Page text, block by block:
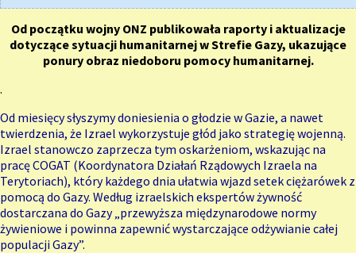
Od początku wojny ONZ publikowała raporty i aktualizacje
dotyczące sytuacji humanitarnej w Strefie Gazy, ukazujące
ponury obraz niedoboru pomocy humanitarnej.
.
Od miesięcy słyszymy doniesienia o głodzie w Gazie, a nawet
twierdzenia, że Izrael wykorzystuje głód jako strategię wojenną.
Izrael stanowczo zaprzecza tym oskarżeniom, wskazując na
pracę COGAT (Koordynatora Działań Rządowych Izraela na
Terytoriach), który każdego dnia ułatwia wjazd setek ciężarówek z
pomocą do Gazy. Według izraelskich ekspertów żywność
dostarczana do Gazy „przewyższa międzynarodowe normy
żywieniowe i powinna zapewnić wystarczające odżywianie całej
populacji Gazy”.